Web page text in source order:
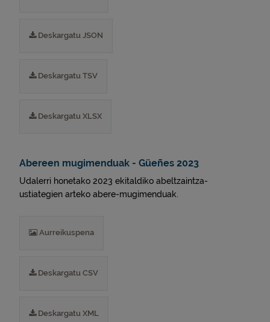
Deskargatu JSON
Deskargatu TSV
Deskargatu XLSX
Abereen mugimenduak - Güeñes 2023
Udalerri honetako 2023 ekitaldiko abeltzaintza-
ustiategien arteko abere-mugimenduak.
Aurreikuspena
Deskargatu CSV
Deskargatu XML